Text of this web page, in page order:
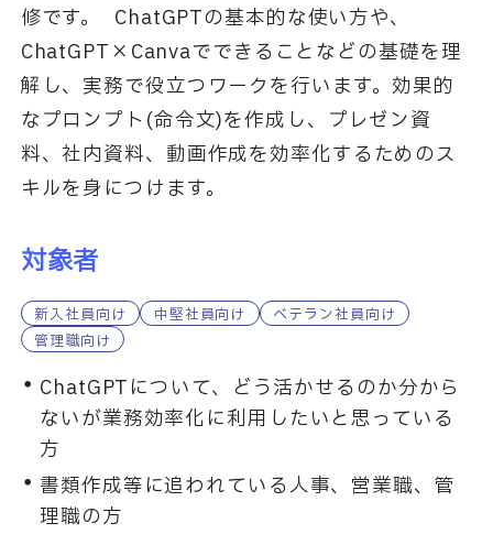
修です。 ChatGPTの基本的な使い方や、
ChatGPT×Canvaでできることなどの基礎を理
解し、実務で役立つワークを行います。効果的
なプロンプト(命令文)を作成し、プレゼン資
料、社内資料、動画作成を効率化するためのス
キルを身につけます。
対象者
新入社員向け 中堅社員向け
ベテラン社員向け
管理職向け
ChatGPTについて、どう活かせるのか分から
ないが業務効率化に利用したいと思っている
方
書類作成等に追われている人事、営業職、管
理職の方